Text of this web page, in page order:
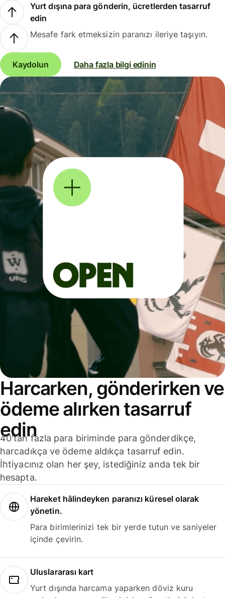
Yurt dışına para gönderin, ücretlerden tasarruf
edin
Mesafe fark etmeksizin paranızı ileriye taşıyın.
Kaydolun Daha fazla bilgi edinin
Harcarken, gönderirken ve
ödeme alırken tasarruf
edin
40'tan fazla para biriminde para gönderdikçe,
harcadıkça ve ödeme aldıkça tasarruf edin.
İhtiyacınız olan her şey, istediğiniz anda tek bir
hesapta.
Hareket hâlindeyken paranızı küresel olarak
yönetin.
Para birimlerinizi tek bir yerde tutun ve saniyeler
içinde çevirin.
Uluslararası kart
Yurt dışında harcama yaparken döviz kuru